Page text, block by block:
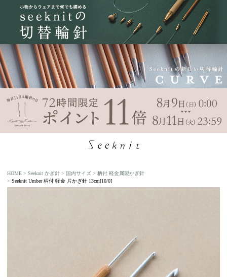
HOME Seeknit かぎ針 国内サイズ
柄付 軽金属製かぎ針
Seeknit Umber 柄付 軽金 片かぎ針 13cm[10/0]